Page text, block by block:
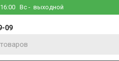
Вс - выходной
09